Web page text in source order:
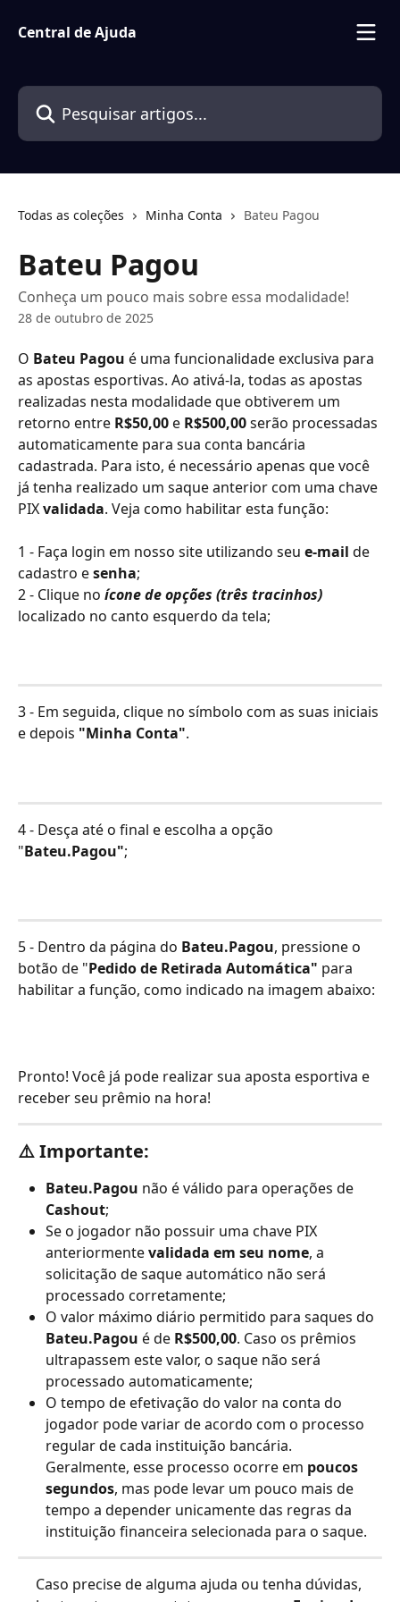
Central de Ajuda
Pesquisar artigos...
Todas as coleções Minha Conta Bateu Pagou
Bateu Pagou
Conheça um pouco mais sobre essa modalidade!
28 de outubro de 2025
O Bateu Pagou é uma funcionalidade exclusiva para
as apostas esportivas. Ao ativá-la, todas as apostas
realizadas nesta modalidade que obtiverem um
retorno entre R$50,00 e R$500,00 serão processadas
automaticamente para sua conta bancária
cadastrada. Para isto, é necessário apenas que você
já tenha realizado um saque anterior com uma chave
PIX validada. Veja como habilitar esta função:
1 - Faça login em nosso site utilizando seu e-mail de
cadastro e senha;
2 - Clique no ícone de opções (três tracinhos)
localizado no canto esquerdo da tela;
3 - Em seguida, clique no símbolo com as suas iniciais
e depois "Minha Conta".
4 - Desça até o final e escolha a opção
"Bateu.Pagou";
5 - Dentro da página do Bateu.Pagou, pressione o
botão de "Pedido de Retirada Automática" para
habilitar a função, como indicado na imagem abaixo:
Pronto! Você já pode realizar sua aposta esportiva e
receber seu prêmio na hora!
⚠️ Importante:
Bateu.Pagou não é válido para operações de
Cashout;
Se o jogador não possuir uma chave PIX
anteriormente validada em seu nome, a
solicitação de saque automático não será
processado corretamente;
O valor máximo diário permitido para saques do
Bateu.Pagou é de R$500,00. Caso os prêmios
ultrapassem este valor, o saque não será
processado automaticamente;
O tempo de efetivação do valor na conta do
jogador pode variar de acordo com o processo
regular de cada instituição bancária.
Geralmente, esse processo ocorre em poucos
segundos, mas pode levar um pouco mais de
tempo a depender unicamente das regras da
instituição financeira selecionada para o saque.
Caso precise de alguma ajuda ou tenha dúvidas,